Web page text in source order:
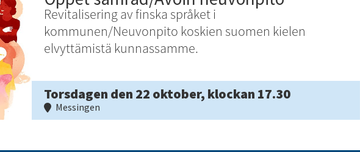
Revitalisering av finska språket i
kommunen/Neuvonpito koskien suomen kielen
elvyttämistä kunnassamme.
Torsdagen den 22 oktober, klockan 17.30
Messingen